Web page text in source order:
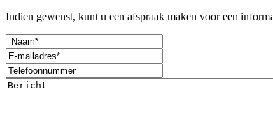
Indien gewenst, kunt u een afspraak maken voor een